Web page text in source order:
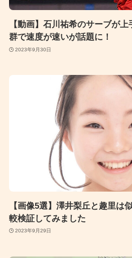
【動画】石川祐希のサーブが
群で速度が速いが話題に！
2023年9月30日
【画像5選】澤井梨丘と趣里は
較検証してみました
2023年9月29日